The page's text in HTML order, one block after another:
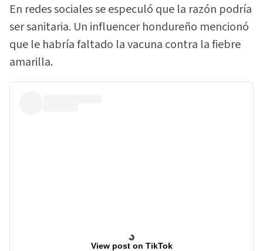
En redes sociales se especuló que la razón podría
ser sanitaria. Un influencer hondureño mencionó
que le habría faltado la vacuna contra la fiebre
amarilla.
View post on TikTok